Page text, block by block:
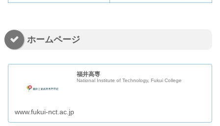
ホームページ
福井高専
National Institute of Technology, Fukui College
www.fukui-nct.ac.jp